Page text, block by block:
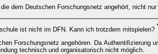
dem Deutschen Forschungsnetz angehört, nicht
ist nicht im DFN. Kann ich trotzdem mitspielen?
Forschungsnetz angehören. Da Authentifizierung
technisch und organisatorisch nicht möglich.